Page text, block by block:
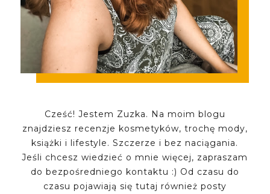
Cześć! Jestem Zuzka. Na moim blogu
znajdziesz recenzje kosmetyków, trochę mody,
książki i lifestyle. Szczerze i bez naciągania.
Jeśli chcesz wiedzieć o mnie więcej, zapraszam
do bezpośredniego kontaktu :) Od czasu do
czasu pojawiają się tutaj również posty